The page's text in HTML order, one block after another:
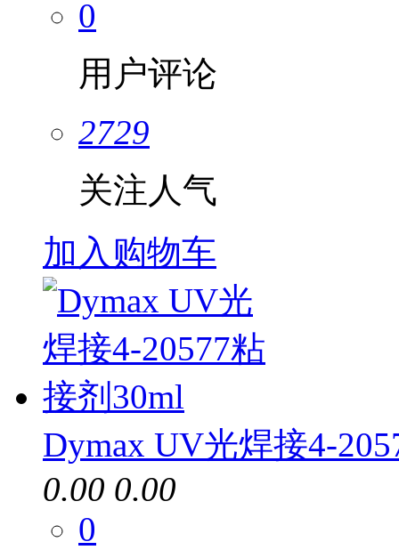
0
用户评论
2729
关注人气
加入购物车
Dymax UV光焊接4-
0.00 0.00
0